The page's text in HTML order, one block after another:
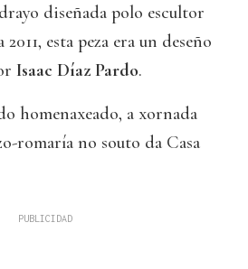
diseñada polo escultor
esta peza era un deseño
Isaac Díaz Pardo.
homenaxeado, a xornada
romaría no souto da Casa